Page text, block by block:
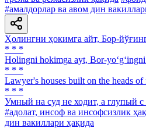
#амалдорлар ва авом дин
Ҳолингни ҳокимга айт, Бор-
* * *
Holingni hokimga ayt, Bor-
* * *
Lawyer's houses built on the heads of
* * *
Умный на суд не ходит, а глупый с
#адолат, инсоф ва инсофсизлик
дин вакиллари ҳақида